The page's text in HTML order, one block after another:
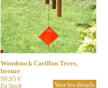
Woodstock Carillon Terre,
bronze
98,95 €
En Stock Voir les détails